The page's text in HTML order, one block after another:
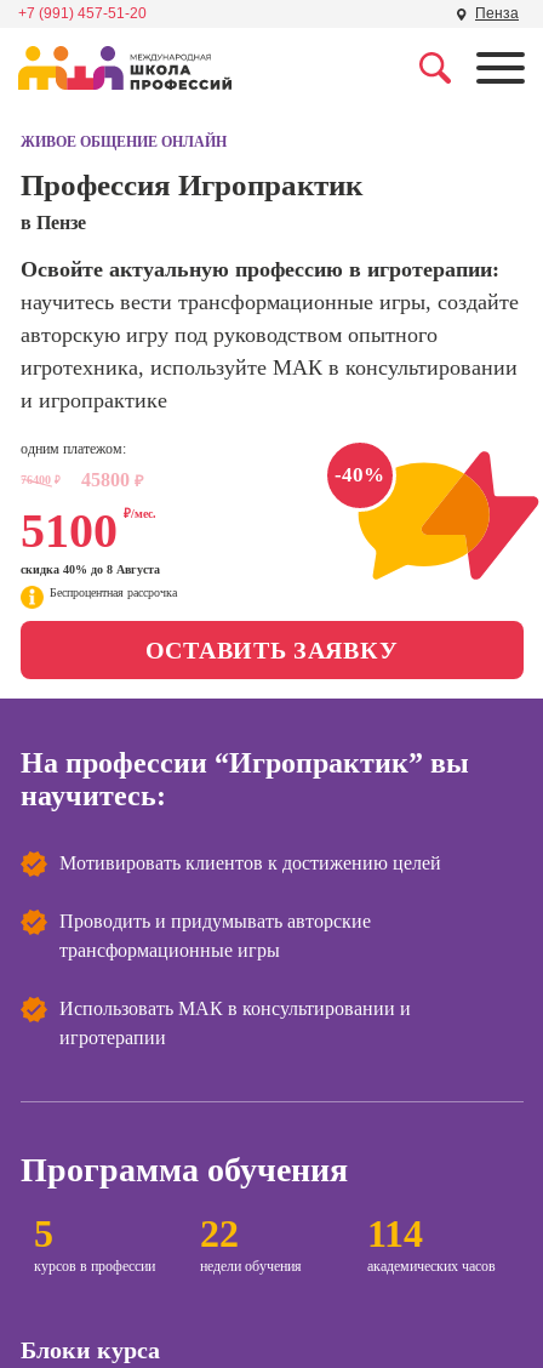
+7 (991) 457-51-20 Пенза
Школа дизайна
программирования
Школа психологии
Школа актерского
Школа бизнеса и
управления
Фотошкола
продвижение
сайтов)
Профессия
Интернет-
Менеджер по
маркетингу в
социальных
сетях (SMM-
менеджер)
Специалист по
таргетингу
Курсы по
оптимизации
контекстной
рекламы
ЖИВОЕ ОБЩЕНИЕ ОНЛАЙН
Профессия Игропрактик
в Пензе
Освойте актуальную профессию в игротерапии:
научитесь вести трансформационные игры, создайте
авторскую игру под руководством опытного
игротехника, используйте МАК в консультировании
и игропрактике
-40%
одним платежом:
76400 ₽ 45800 ₽
5100 ₽/мес.
скидка 40% до 8 Августа
Беспроцентная рассрочка
ОСТАВИТЬ ЗАЯВКУ
На профессии “Игропрактик” вы
научитесь:
Мотивировать клиентов к достижению целей
Проводить и придумывать авторские
трансформационные игры
Использовать МАК в консультировании и
игротерапии
5
курсов в профессии
22
недели обучения
114
академических часов
Программа обучения
Блоки курса